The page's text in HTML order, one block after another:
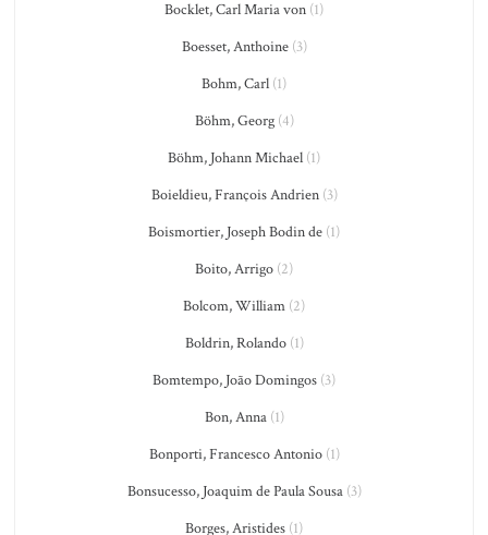
Bocklet, Carl Maria von (1)
Boesset, Anthoine(3)
Bohm, Carl (1)
Böhm, Georg(4)
Böhm, Johann Michael (1)
Boieldieu, François Andrien(3)
Boismortier, Joseph Bodin de (1)
Boito, Arrigo (2)
Bolcom, William (2)
Boldrin, Rolando(1)
Bomtempo, João Domingos (3)
Bon, Anna(1)
Bonporti, Francesco Antonio(1)
Bonsucesso, Joaquim de Paula Sousa(3)
Borges, Aristides (1)